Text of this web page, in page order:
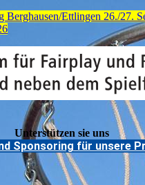
Berghausen/Ettlingen 26./27.
Unterstützen sie uns
Sponsoring für unsere